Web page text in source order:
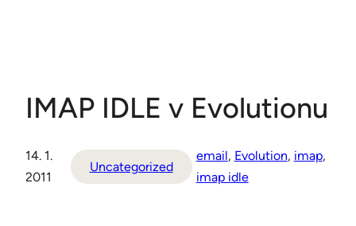
IMAP IDLE v Evolutionu
14. 1.
2011
Uncategorized
email, Evolution, imap,
imap idle